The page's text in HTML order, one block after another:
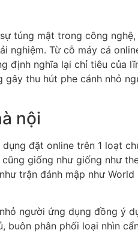
túng mật trong công nghệ,
nghiệm. Từ cỗ máy cá
định nghĩa lại chỉ tiêu của
thu hút phe cánh nhỏ
nội
đặt online trên 1 loạt
giống như giống như
trận đánh mập như World
người ứng dụng đồng ý
buôn phân phối loại nhìn